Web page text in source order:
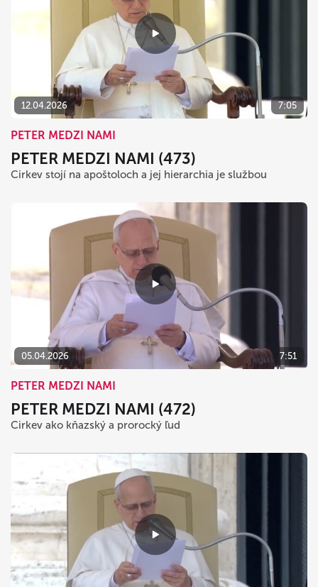
12.04.2026 7:05
PETER MEDZI NAMI
PETER MEDZI NAMI (473)
Cirkev stojí na apoštoloch a jej hierarchia je službou
05.04.2026 7:51
PETER MEDZI NAMI
PETER MEDZI NAMI (472)
Cirkev ako kňazský a prorocký ľud